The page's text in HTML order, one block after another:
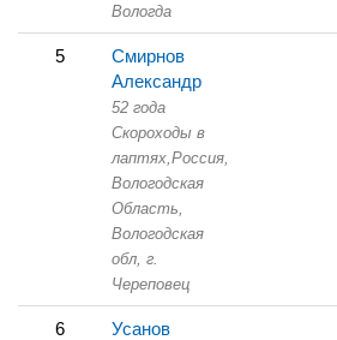
Вологда
5
Смирнов
Александр
52 года
Скороходы в
лаптях,Россия,
Вологодская
Область,
Вологодская
обл, г.
Череповец
6
Усанов